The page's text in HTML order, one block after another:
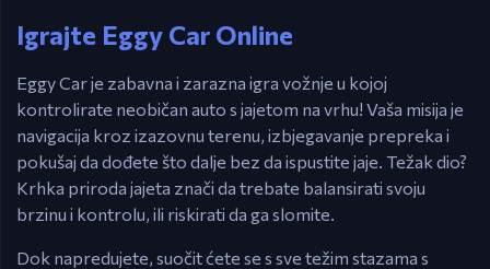
Igrajte Eggy Car Online
Eggy Car je zabavna i zarazna igra vožnje u kojoj
kontrolirate neobičan auto s jajetom na vrhu! Vaša misija je
navigacija kroz izazovnu terenu, izbjegavanje prepreka i
pokušaj da dođete što dalje bez da ispustite jaje. Težak dio?
Krhka priroda jajeta znači da trebate balansirati svoju
brzinu i kontrolu, ili riskirati da ga slomite.
Dok napredujete, suočit ćete se s sve težim stazama s